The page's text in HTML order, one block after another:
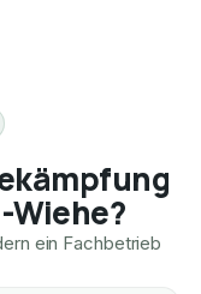
Wiehe?
ein Fachbetrieb